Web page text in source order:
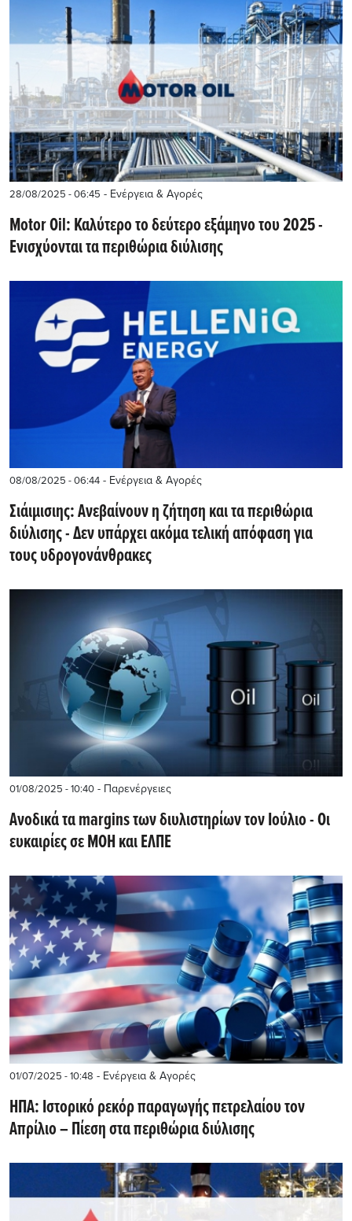
28/08/2025 - 06:45 - Ενέργεια & Αγορές
Motor Oil: Καλύτερο το δεύτερο εξάμηνο του 2025 -
Ενισχύονται τα περιθώρια διύλισης
08/08/2025 - 06:44 - Ενέργεια & Αγορές
Σιάιμισιης: Ανεβαίνουν η ζήτηση και τα περιθώρια
διύλισης - Δεν υπάρχει ακόμα τελική απόφαση για
τους υδρογονάνθρακες
01/08/2025 - 10:40 - Παρενέργειες
Aνοδικά τα margins των διυλιστηρίων τον Ιούλιο - Οι
ευκαιρίες σε ΜΟΗ και ΕΛΠΕ
01/07/2025 - 10:48 - Ενέργεια & Αγορές
ΗΠΑ: Ιστορικό ρεκόρ παραγωγής πετρελαίου τον
Απρίλιο – Πίεση στα περιθώρια διύλισης